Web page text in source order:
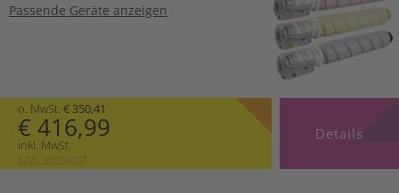
Passende Geräte anzeigen
o. MwSt. € 350,41
€ 416,99
inkl. MwSt.
zzgl. Versand
Details